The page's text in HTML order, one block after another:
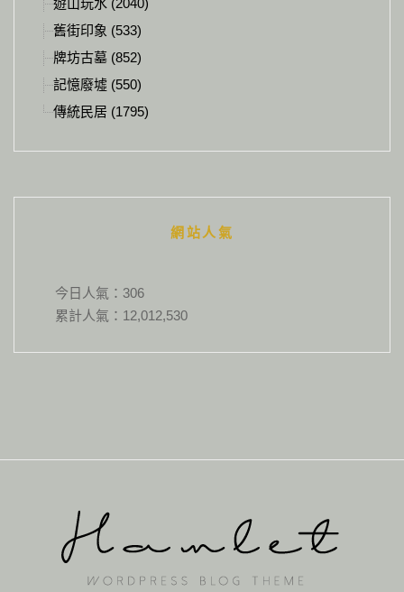
舊街印象 (533)
牌坊古墓 (852)
記憶廢墟 (550)
傳統民居 (1795)
網站人氣
今日人氣： 306
累計人氣： 12,012,530